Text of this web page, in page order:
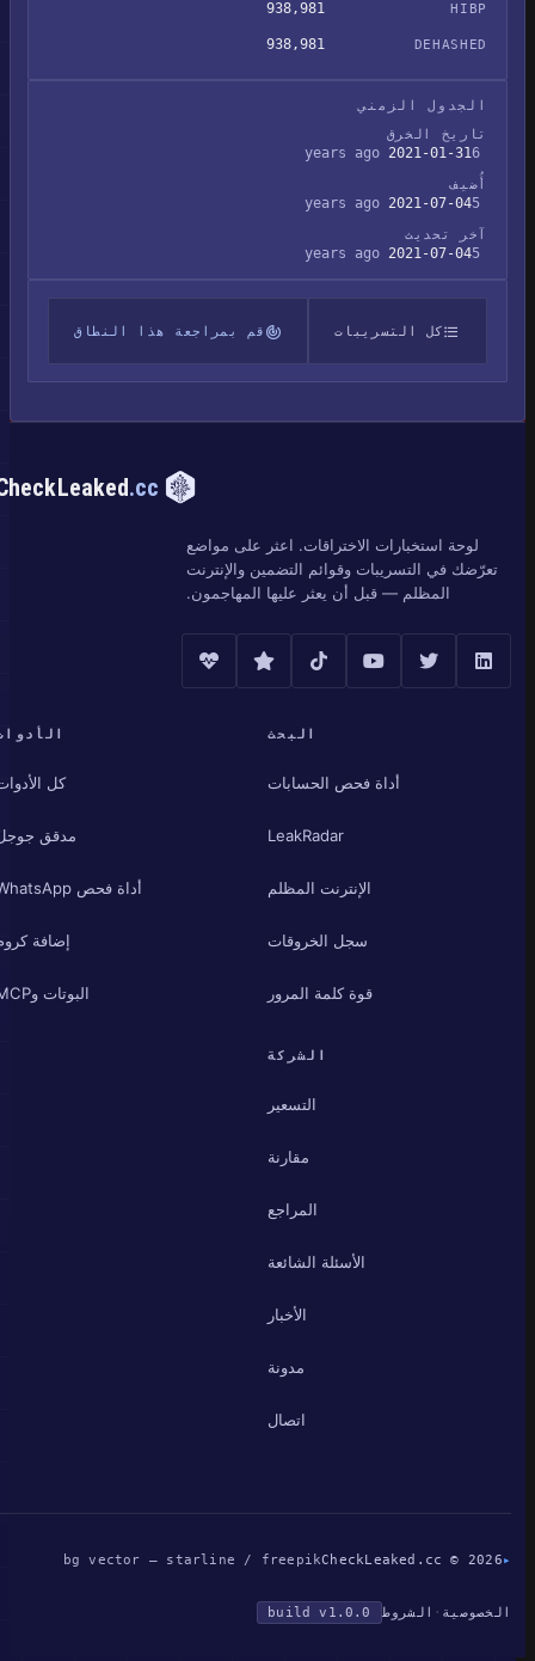
HIBP
938,981
DEHASHED
938,981
الجدول الزمني
تاريخ الخرق
2021-01-31
أُضيف
2021-07-04
آخر تحديث
2021-07-04
كل التسريبات قم بمراجعة هذا النطاق
CheckLeaked.cc
لوحة استخبارات الاختراقات. اعثر على مواضع
تعرّضك في التسريبات وقوائم التضمين والإنترنت
المظلم — قبل أن يعثر عليها المهاجمون.
البحث
أداة فحص الحسابات
LeakRadar
الإنترنت المظلم
سجل الخروقات
قوة كلمة المرور
الأدوات
كل الأدوات
مدقق جوجل
أداة فحص WhatsApp
إضافة كروم
البوتات وMCP
الشركة
التسعير
مقارنة
المراجع
الأسئلة الشائعة
الأخبار
مدونة
اتصال
CheckLeaked.cc © 2026
bg vector — starline / freepik
الخصوصية·الشروط build v1.0.0